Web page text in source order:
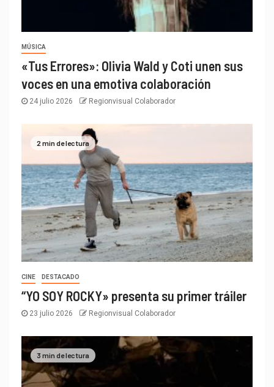
MÚSICA
«Tus Errores»: Olivia Wald y Coti unen sus
voces en una emotiva colaboración
24 julio 2026 Regionvisual Colaborador
2 min de lectura
CINE DESTACADO
“YO SOY ROCKY» presenta su primer tráiler
23 julio 2026 Regionvisual Colaborador
3 min de lectura